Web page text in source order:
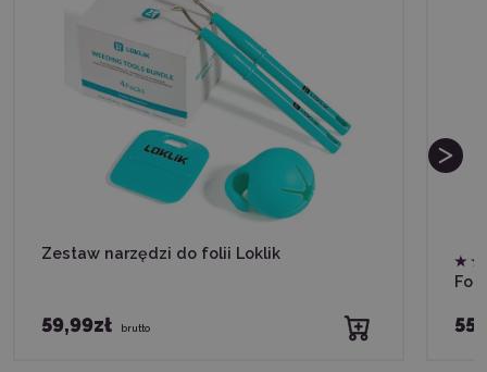
Zestaw narzędzi do folii Loklik
59,99zł brutto